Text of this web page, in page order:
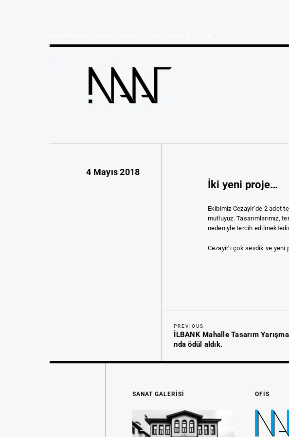
4 Mayıs 2018
İki yeni proje…
Ekibimiz Cezayir’de 2 adet
mutluyuz. Tasarımlarımız,
nedeniyle tercih
Cezayir’i çok sevdik ve yeni
Yazı
gezinmesi
Previous
Post
PREVIOUS
İLBANK Mahalle Tasarım
nda ödül aldık.
SANAT GALERİSİ OFIS